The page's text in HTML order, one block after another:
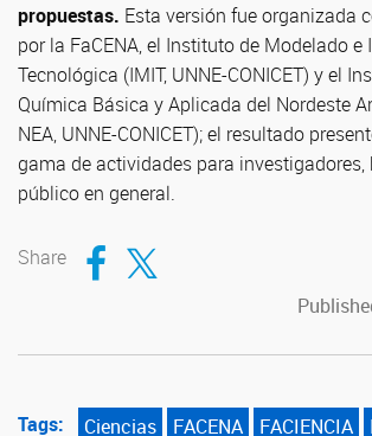
propuestas. Esta versión fue organizada
por la FaCENA, el Instituto de Modelado e
Tecnológica (IMIT, UNNE-CONICET) y el
Química Básica y Aplicada del Nordeste
NEA, UNNE-CONICET); el resultado
gama de actividades para investigadores,
público en general.
Share Compartir en Facebook
Compartir en Twitter
Tags: Ciencias FACENA FACIENCIA